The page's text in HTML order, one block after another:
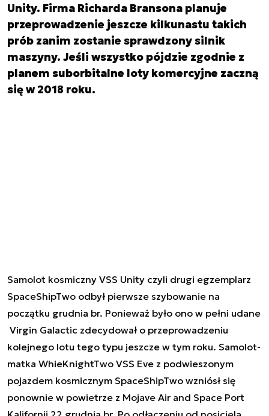
Unity. Firma Richarda Bransona planuje
przeprowadzenie jeszcze kilkunastu takich
prób zanim zostanie sprawdzony silnik
maszyny. Jeśli wszystko pójdzie zgodnie z
planem suborbitalne loty komercyjne zaczną
się w 2018 roku.
Samolot kosmiczny VSS Unity czyli drugi egzemplarz
SpaceShipTwo odbył pierwsze szybowanie na
początku grudnia br. Ponieważ było ono w pełni udane
Virgin Galactic zdecydował o przeprowadzeniu
kolejnego lotu tego typu jeszcze w tym roku. Samolot-
matka WhieKnightTwo VSS Eve z podwieszonym
pojazdem kosmicznym SpaceShipTwo wzniósł się
ponownie w powietrze z Mojave Air and Space Port